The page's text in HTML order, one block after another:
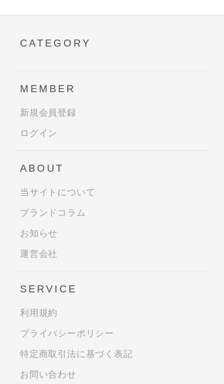
CATEGORY
MEMBER
新規会員登録
ログイン
ABOUT
当サイトについて
ブランドコラム
お知らせ
運営会社
SERVICE
利用規約
プライバシーポリシー
特定商取引法に基づく表記
お問い合わせ